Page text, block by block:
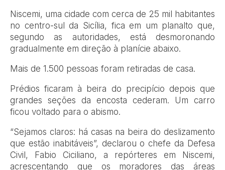
Niscemi, uma cidade com cerca de 25 mil habitantes
no centro-sul da Sicília, fica em um planalto que,
segundo as autoridades, está desmoronando
gradualmente em direção à planície abaixo.
Mais de 1.500 pessoas foram retiradas de casa.
Prédios ficaram à beira do precipício depois que
grandes seções da encosta cederam. Um carro
ficou voltado para o abismo.
“Sejamos claros: há casas na beira do deslizamento
que estão inabitáveis”, declarou o chefe da Defesa
Civil, Fabio Ciciliano, a repórteres em Niscemi,
acrescentando que os moradores das áreas